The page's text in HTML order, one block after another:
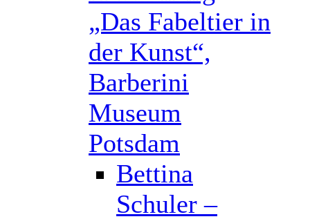
„Das Fabeltier in
der Kunst“,
Barberini
Museum
Potsdam
Bettina
Schuler –